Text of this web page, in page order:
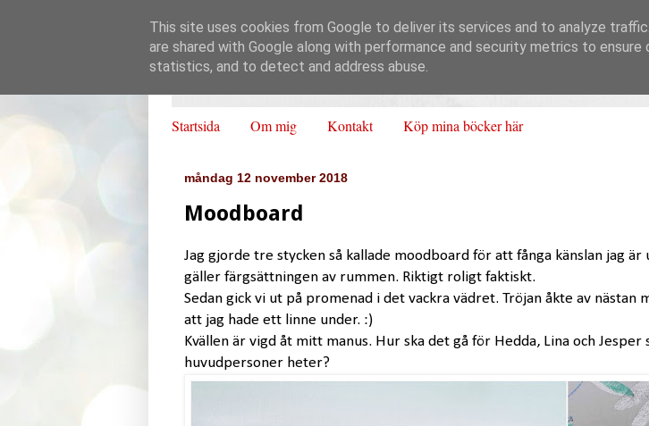
Startsida Om mig Kontakt Köp mina böcker här
måndag 12 november 2018
Moodboard
Jag gjorde tre stycken så kallade moodboard för att fånga känslan jag
gäller färgsättningen av rummen. Riktigt roligt faktiskt.
Sedan gick vi ut på promenad i det vackra vädret. Tröjan åkte av nästan
att jag hade ett linne under. :)
Kvällen är vigd åt mitt manus. Hur ska det gå för Hedda, Lina och Jesper
huvudpersoner heter?
This site uses cookies from Google to deliver its services and to analyze
are shared with Google along with performance and security metrics to
statistics, and to detect and address abuse.